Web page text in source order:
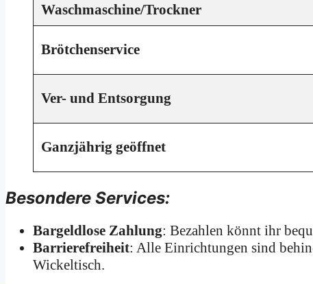
Waschmaschine/Trockner
Brötchenservice
Ver- und Entsorgung
Ganzjährig geöffnet
Besondere Services:
Bargeldlose Zahlung: Bezahlen könnt ihr
Barrierefreiheit: Alle Einrichtungen sind
Wickeltisch.